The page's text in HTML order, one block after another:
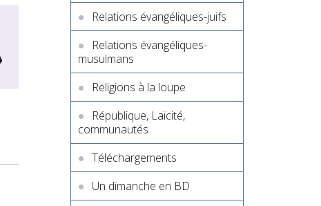
Relations évangéliques-juifs
Relations évangéliques-
musulmans
Religions à la loupe
République, Laïcité,
communautés
Téléchargements
Un dimanche en BD